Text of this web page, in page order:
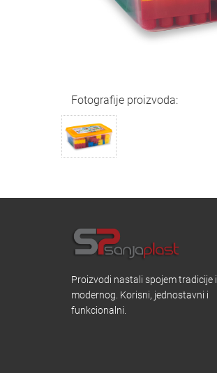
Fotografije proizvoda:
Proizvodi nastali spojem tradicije i
modernog. Korisni, jednostavni i
funkcionalni.